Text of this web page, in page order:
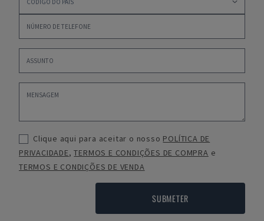
Clique aqui para aceitar o nosso POLÍTICA DE
PRIVACIDADE,TERMOS E CONDIÇÕES DE COMPRA e
TERMOS E CONDIÇÕES DE VENDA
SUBMETER